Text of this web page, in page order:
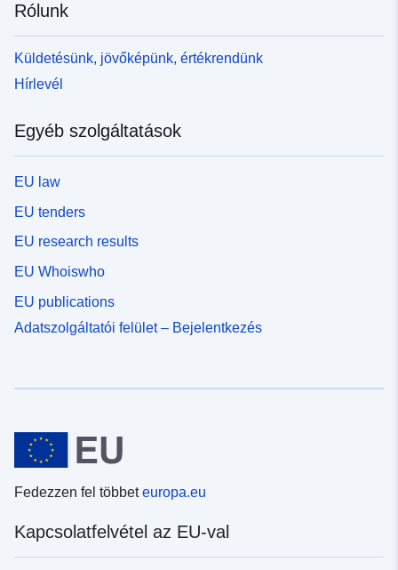
Rólunk
Küldetésünk, jövőképünk, értékrendünk
Hírlevél
Egyéb szolgáltatások
EU law
EU tenders
EU research results
EU Whoiswho
EU publications
Adatszolgáltatói felület – Bejelentkezés
Fedezzen fel többeteuropa.eu
Kapcsolatfelvétel az EU-val